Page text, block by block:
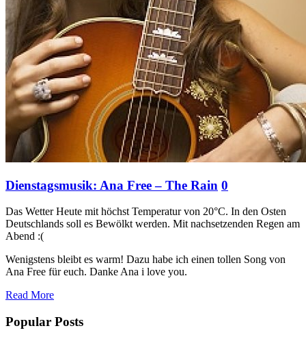
Dienstagsmusik: Ana Free – The Rain 0
Das Wetter Heute mit höchst Temperatur von 20°C. In den Osten
Deutschlands soll es Bewölkt werden. Mit nachsetzenden Regen am
Abend :(
Wenigstens bleibt es warm! Dazu habe ich einen tollen Song von
Ana Free für euch. Danke Ana i love you.
Read More
Popular Posts